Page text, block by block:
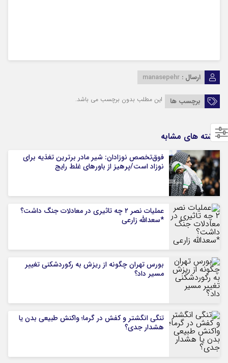
ارسال : manasepehr
برچسب ها این مطلب بدون برچسب می باشد.
نوشته های مشابه
فوق‌تخصص نوزادان: شیر مادر برترین تغذیه برای
نوزاد است/پرهیز از باورهای غلط رایج
عملیات نصر ۲ چه تاثیری در معادلات جنگ داشت؟
*سعدالله زارعی
بورس تهران چگونه از ریزش به رکوردشکنی تغییر
مسیر داد؟
تنگی انگشتر و کفش در گرما؛ واکنش طبیعی بدن یا
هشدار جدی؟